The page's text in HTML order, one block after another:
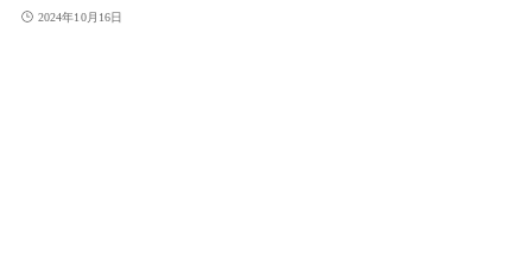
2024年10月16日